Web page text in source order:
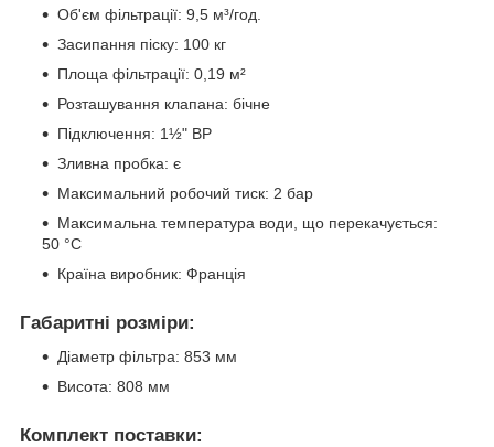
Об'єм фільтрації: 9,5 м³/год.
Засипання піску: 100 кг
Площа фільтрації: 0,19 м²
Розташування клапана: бічне
Підключення: 1½" BP
Зливна пробка: є
Максимальний робочий тиск: 2 бар
Максимальна температура води, що перекачується:
50 °C
Країна виробник: Франція
Габаритні розміри:
Діаметр фільтра: 853 мм
Висота: 808 мм
Комплект поставки: